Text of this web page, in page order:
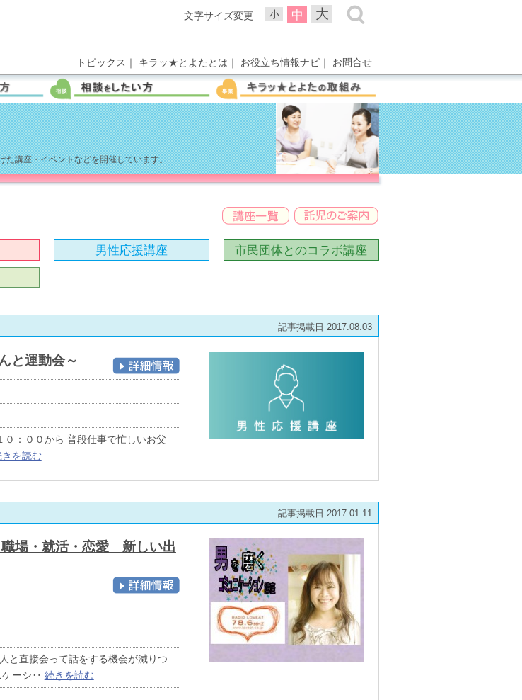
小 中 大
文字サイズ変更
トピックス ｜ キラッ★とよたとは ｜ お役立ち情報ナビ ｜ お問合せ
講座・イベントなどを開催しています。
男性応援講座 市民団体とのコラボ講座
記事掲載日 2017.08.03
と運動会～
：００から 普段仕事で忙しいお父
きを読む
記事掲載日 2017.01.11
場・就活・恋愛 新しい出
と直接会って話をする機会が減りつ
ケーシ‥ 続きを読む